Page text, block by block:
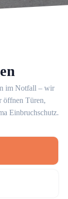
im Notfall – wir
öffnen Türen,
Einbruchschutz.